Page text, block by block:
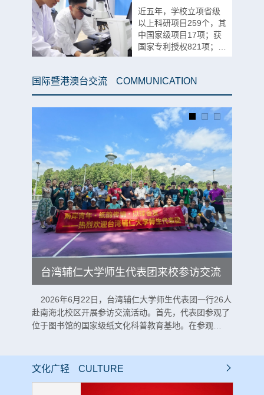
近五年，学校立项省级
以上科研项目259个，其
中国家级项目17项；获
国家专利授权821项；有
国际暨港澳台交流 COMMUNICATION
台湾辅仁大学师生代表团来校参访交流
2026年6月22日，台湾辅仁大学师生代表团一行26人
赴南海北校区开展参访交流活动。首先，代表团参观了
位于图书馆的国家级纸文化科普教育基地。在参观…
文化广轻 CULTURE